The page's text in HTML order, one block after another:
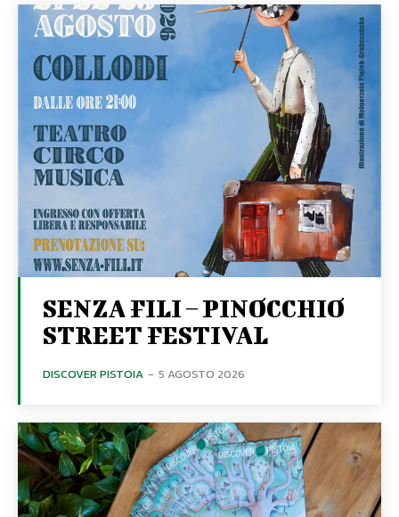
SENZA FILI – PINOCCHIO
STREET FESTIVAL
DISCOVER PISTOIA - 5 AGOSTO 2026